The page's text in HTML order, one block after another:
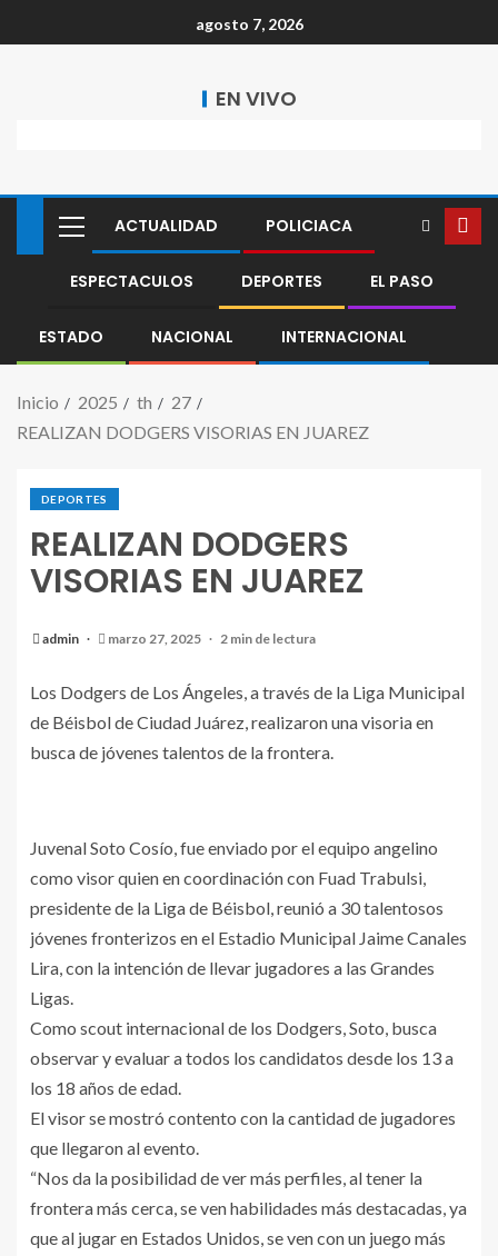
agosto 7, 2026
EN VIVO
ACTUALIDAD POLICIACA
ESPECTACULOS DEPORTES EL PASO
ESTADO NACIONAL INTERNACIONAL
Inicio 2025 th
27
REALIZAN DODGERS VISORIAS EN JUAREZ
DEPORTES
REALIZAN DODGERS
VISORIAS EN JUAREZ
admin marzo 27, 2025 2 min de lectura
Los Dodgers de Los Ángeles, a través de la Liga Municipal
de Béisbol de Ciudad Juárez, realizaron una visoria en
busca de jóvenes talentos de la frontera.
Juvenal Soto Cosío, fue enviado por el equipo angelino
como visor quien en coordinación con Fuad Trabulsi,
presidente de la Liga de Béisbol, reunió a 30 talentosos
jóvenes fronterizos en el Estadio Municipal Jaime Canales
Lira, con la intención de llevar jugadores a las Grandes
Ligas.
Como scout internacional de los Dodgers, Soto, busca
observar y evaluar a todos los candidatos desde los 13 a
los 18 años de edad.
El visor se mostró contento con la cantidad de jugadores
que llegaron al evento.
“Nos da la posibilidad de ver más perfiles, al tener la
frontera más cerca, se ven habilidades más destacadas, ya
que al jugar en Estados Unidos, se ven con un juego más